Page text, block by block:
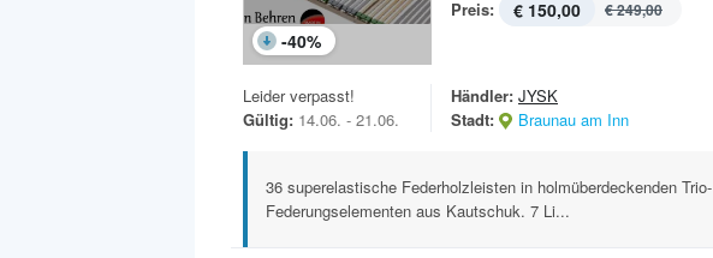
-40%
Preis: € 150,00 € 249,00
Leider verpasst!
Gültig: 14.06. - 21.06.
Händler: JYSK
Stadt:
Braunau am Inn
36 superelastische Federholzleisten in holmüberdeckenden Trio-
Federungselementen aus Kautschuk. 7 Li...